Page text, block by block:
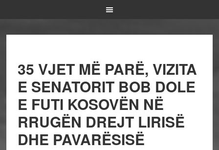
35 VJET MË PARË, VIZITA
E SENATORIT BOB DOLE
E FUTI KOSOVËN NË
RRUGËN DREJT LIRISË
DHE PAVARËSISË